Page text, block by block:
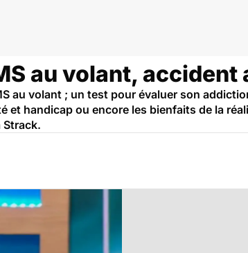
au volant, accident
au volant ; un test pour évaluer son
et handicap ou encore les bienfaits de la
Strack.